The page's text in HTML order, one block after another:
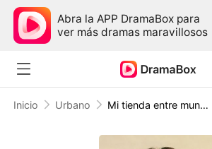
Abra la APP DramaBox para
ver más dramas maravillosos
Inicio Urbano Mi tienda entre mundos: del apocalipsis al cielo